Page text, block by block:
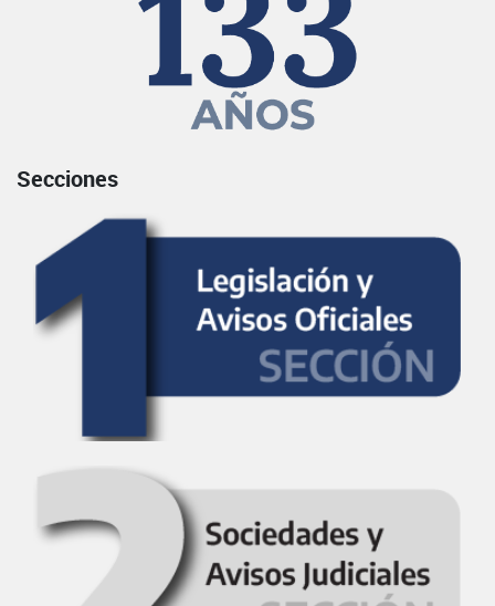
Secciones